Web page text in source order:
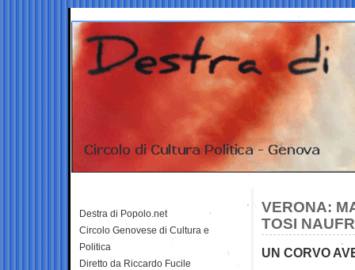
VERONA:
TOSI
UN CORVO
Destra di Popolo.net
Circolo Genovese di Cultura e
Politica
Diretto da Riccardo Fucile